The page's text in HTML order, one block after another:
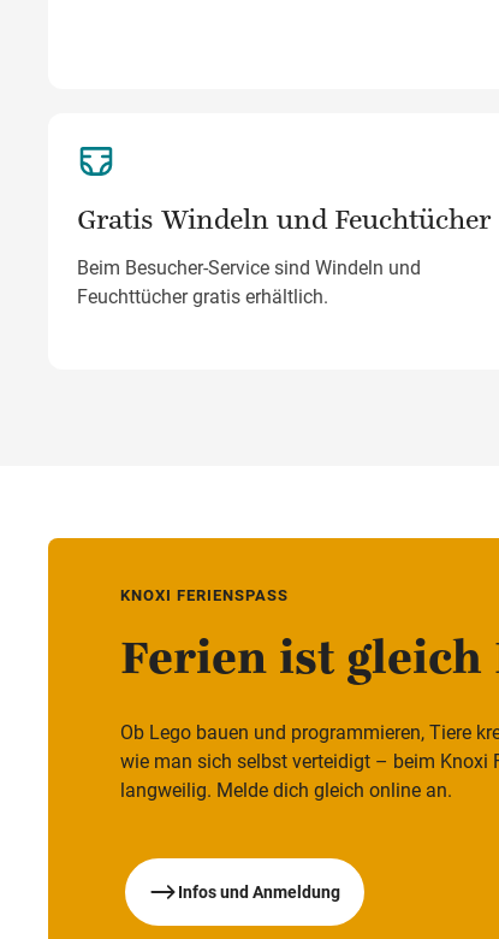
Gratis Windeln und Feuchtücher
Beim Besucher-Service sind Windeln und
Feuchttücher gratis erhältlich.
KNOXI FERIENSPASS
Ferien ist gleich
Ob Lego bauen und programmieren, Tiere
wie man sich selbst verteidigt – beim Knoxi
langweilig. Melde dich gleich online an.
Infos und Anmeldung